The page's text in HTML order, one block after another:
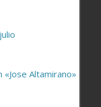
«Jose Altamirano»